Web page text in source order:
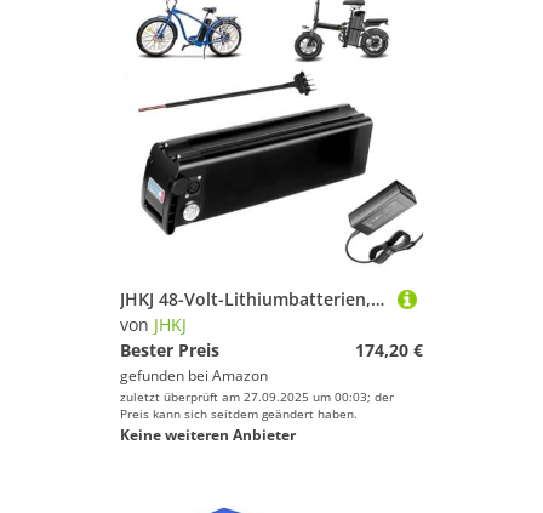
JHKJ 48-Volt-Lithiumbatterien, 48 V, 8 Ah, 10 Ah, 13 Ah, 15 Ah, 17,5 Ah, 20 Ah, Ersatz-Lithium-Ionen-Akku für Faltbare E-Bikes mit Ladegerät und 4-poligem Anschluss,48v,8Ah
von JHKJ
Bester Preis
174,20 €
gefunden bei Amazon
zuletzt überprüft am 27.09.2025 um 00:03; der
Preis kann sich seitdem geändert haben.
Keine weiteren Anbieter